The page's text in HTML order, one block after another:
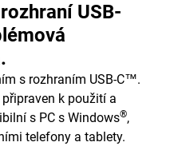
USB-
s rozhraním USB-C™.
k použití a
s PC s Windows®,
telefony a tablety.